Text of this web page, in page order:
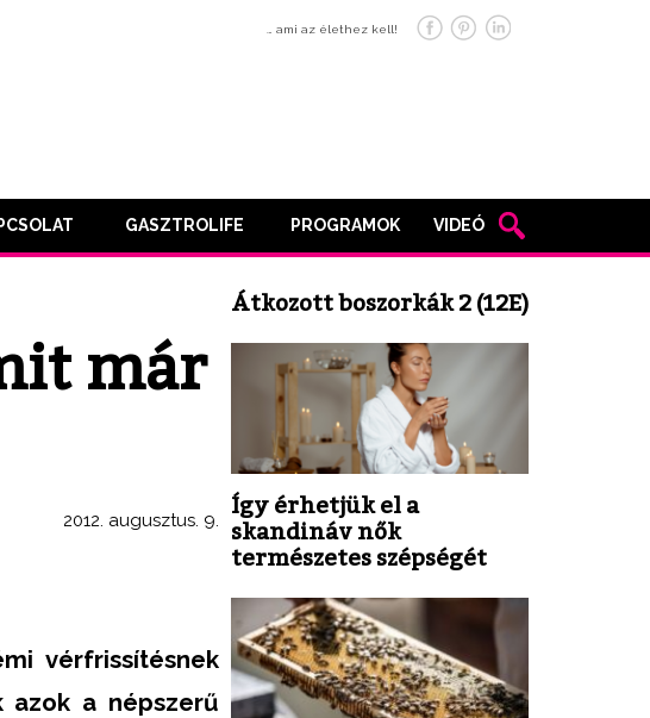
… ami az élethez kell!
GASZTROLIFE PROGRAMOK VIDEÓ
már
2012. augusztus. 9.
vérfrissítésnek
azok a népszerű
Átkozott boszorkák 2 (12E)
Így érhetjük el a
skandináv nők
természetes szépségét